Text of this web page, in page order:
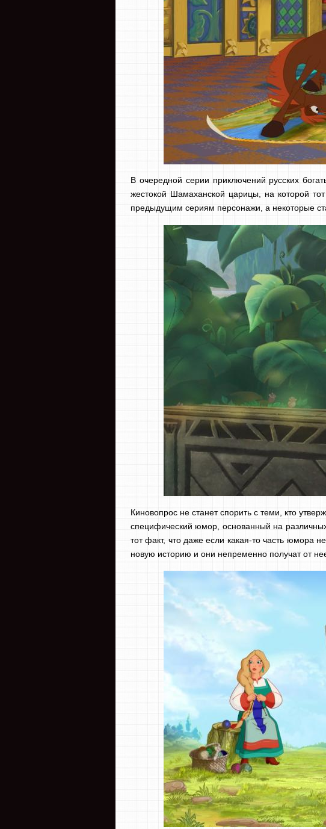
В очередной серии приключений русских
жестокой Шамаханской царицы, на которой
предыдущим сериям персонажи, а некоторые
Киновопрос не станет спорить с теми, кто
специфический юмор, основанный на
тот факт, что даже если какая-то часть юмора
новую историю и они непременно получат от